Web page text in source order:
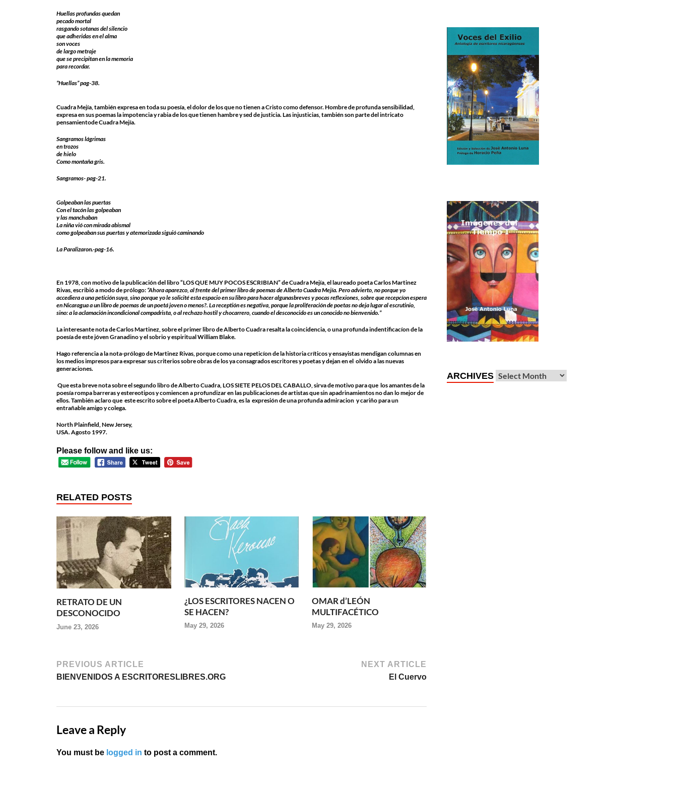
Huellas profundas quedan
pecado mortal
rasgando sotanas del silencio
que adheridas en el alma
son voces
de largo metraje
que se precipitan en la memoria
para recordar.
”Huellas” pag-38.
Cuadra Mejía, también expresa en toda su poesía, el dolor de los que no tienen a Cristo como defensor. Hombre de profunda sensibilidad,
expresa en sus poemas la impotencia y rabia de los que tienen hambre y sed de justicia. Las injusticias, también son parte del intricato
pensamientode Cuadra Mejía.
Sangramos lágrimas
en trozos
de hielo
Como montaña gris.
Sangramos- pag-21.
Golpeaban las puertas
Con el tacón las golpeaban
y las manchaban
La niña vió con mirada abismal
como golpeaban sus puertas y atemorizada siguió caminando
La Paralizaron.-pag-16.
En 1978, con motivo de la publicación del libro “LOS QUE MUY POCOS ESCRIBIAN” de Cuadra Mejía, el laureado poeta Carlos Martinez
Rivas, escribió a modo de prólogo: “Ahora aparezco, al frente del primer libro de poemas de Alberto Cuadra Mejía. Pero advierto, no porque yo
accediera a una petición suya, sino porque yo le solicité esta espacio en su libro para hacer algunasbreves y pocas reflexiones, sobre que recepcíon espera
en Nicaragua a un libro de poemas de un poetá joven o menos?. La receptión es negativa, porque la proliferación de poetas no deja lugar al escrutinio,
sino: a la aclamación incondicional compadrista, o al rechazo hostil y chocarrero, cuando el desconocido es un conocido no bienvenido.”
La interesante nota de Carlos Martinez, sobre el primer libro de Alberto Cuadra resalta la coincidencia, o una profunda indentificacíon de la
poesía de este jóven Granadino y el sobrio y espiritual William Blake.
Hago referencia a la nota-prólogo de Martinez Rivas, porque como una repeticíon de la historia críticos y ensayistas mendigan columnas en
los medios impresos para expresar sus criterios sobre obras de los ya consagrados escritores y poetas y dejan en el olvido a las nuevas
generaciones.
Que esta breve nota sobre el segundo libro de Alberto Cuadra, LOS SIETE PELOS DEL CABALLO, sirva de motivo para que los amantes de la
poesía rompa barreras y estereotipos y comiencen a profundizar en las publicaciones de artistas que sin apadrinamientos no dan lo mejor de
ellos. También aclaro que este escrito sobre el poeta Alberto Cuadra, es la expresión de una profunda admiracion y cariño para un
entrañable amigo y colega.
North Plainfield, New Jersey,
USA. Agosto 1997.
Please follow and like us:
RELATED POSTS
RETRATO DE UN
DESCONOCIDO
June 23, 2026
¿LOS ESCRITORES NACEN O
SE HACEN?
May 29, 2026
OMAR d’LEÓN
MULTIFACÉTICO
May 29, 2026
PREVIOUS ARTICLE
BIENVENIDOS A ESCRITORESLIBRES.ORG
NEXT ARTICLE
El Cuervo
Leave a Reply
You must be logged in to post a comment.
ARCHIVES